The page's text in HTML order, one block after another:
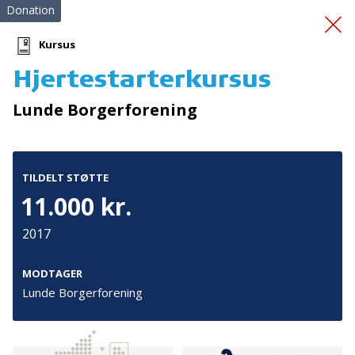
En god start på livet
Donation
Kursus
Hjertestarterkursus
Lunde Borgerforening
TILDELT STØTTE
11.000 kr.
2017
MODTAGER
Lunde Borgerforening
Tilmeld nyhedsbrev
De seneste nyheder om TrygFondens og TryghedsGruppens
aktiviteter direkte i din indbakke.
Tilmeld